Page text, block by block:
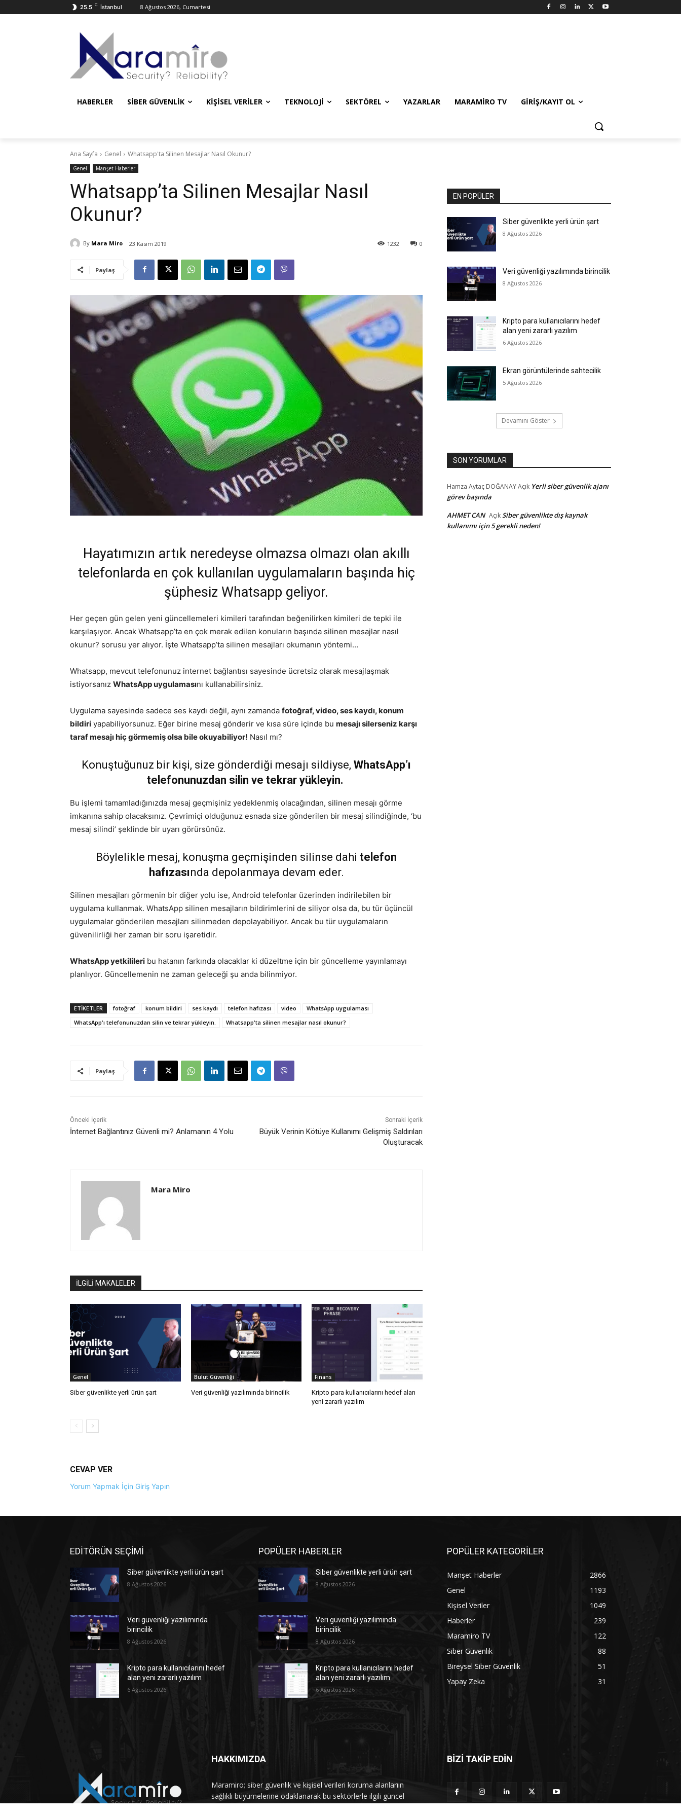
25.5 C İstanbul 8 Ağustos 2026, Cumartesi
HABERLER SIBER GÜVENLIK KIŞISEL VERILER TEKNOLOJI SEKTÖREL YAZARLAR MARAMIRO TV GIRIŞ/KAYIT OL
Ana Sayfa Genel Whatsapp'ta Silinen Mesajlar Nasıl Okunur?
Genel Manşet Haberler
Whatsapp’ta Silinen Mesajlar Nasıl
Okunur?
By Mara Miro 23 Kasım 2019 0
1232
Paylaş
Hayatımızın artık neredeyse olmazsa olmazı olan akıllı
telefonlarda en çok kullanılan uygulamaların başında hiç
şüphesiz Whatsapp geliyor.
Her geçen gün gelen yeni güncellemeleri kimileri tarafından beğenilirken kimileri de tepki ile
karşılaşıyor. Ancak Whatsapp’ta en çok merak edilen konuların başında silinen mesajlar nasıl
okunur? sorusu yer alıyor. İşte Whatsapp’ta silinen mesajları okumanın yöntemi…
Whatsapp, mevcut telefonunuz internet bağlantısı sayesinde ücretsiz olarak mesajlaşmak
istiyorsanız WhatsApp uygulamasını kullanabilirsiniz.
Uygulama sayesinde sadece ses kaydı değil, aynı zamanda fotoğraf, video, ses kaydı, konum
bildiri yapabiliyorsunuz. Eğer birine mesaj gönderir ve kısa süre içinde bu mesajı silerseniz karşı
taraf mesajı hiç görmemiş olsa bile okuyabiliyor! Nasıl mı?
Konuştuğunuz bir kişi, size gönderdiği mesajı sildiyse, WhatsApp’ı
telefonunuzdan silin ve tekrar yükleyin.
Bu işlemi tamamladığınızda mesaj geçmişiniz yedeklenmiş olacağından, silinen mesajı görme
imkanına sahip olacaksınız. Çevrimiçi olduğunuz esnada size gönderilen bir mesaj silindiğinde, ‘bu
mesaj silindi’ şeklinde bir uyarı görürsünüz.
Böylelikle mesaj, konuşma geçmişinden silinse dahi telefon
hafızasında depolanmaya devam eder.
Silinen mesajları görmenin bir diğer yolu ise, Android telefonlar üzerinden indirilebilen bir
uygulama kullanmak. WhatsApp silinen mesajların bildirimlerini de siliyor olsa da, bu tür üçüncül
uygulamalar gönderilen mesajları silinmeden depolayabiliyor. Ancak bu tür uygulamaların
güvenilirliği her zaman bir soru işaretidir.
WhatsApp yetkilileri bu hatanın farkında olacaklar ki düzeltme için bir güncelleme yayınlamayı
planlıyor. Güncellemenin ne zaman geleceği şu anda bilinmiyor.
ETİKETLER fotoğraf konum bildiri ses kaydı telefon hafızası video
WhatsApp uygulaması
WhatsApp'ı telefonunuzdan silin ve tekrar yükleyin.
Whatsapp'ta silinen mesajlar nasıl okunur?
Paylaş
Önceki İçerik
İnternet Bağlantınız Güvenli mi? Anlamanın 4 Yolu
Sonraki İçerik
Büyük Verinin Kötüye Kullanımı Gelişmiş Saldırıları
Oluşturacak
Mara Miro
İLGİLİ MAKALELER
Genel
Siber güvenlikte yerli ürün şart
Bulut Güvenliği
Veri güvenliği yazılımında birincilik
Finans
Kripto para kullanıcılarını hedef alan
yeni zararlı yazılım
CEVAP VER
Yorum Yapmak İçin Giriş Yapın
EN POPÜLER
Siber güvenlikte yerli ürün şart
8 Ağustos 2026
Veri güvenliği yazılımında birincilik
8 Ağustos 2026
Kripto para kullanıcılarını hedef
alan yeni zararlı yazılım
6 Ağustos 2026
Ekran görüntülerinde sahtecilik
5 Ağustos 2026
Devamını Göster
SON YORUMLAR
Hamza Aytaç DOĞANAYAçık Yerli siber güvenlik ajanı
görev başında
AHMET CAN AçıkSiber güvenlikte dış kaynak
kullanımı için 5 gerekli neden!
EDİTÖRÜN SEÇİMİ
Siber güvenlikte yerli ürün şart
8 Ağustos 2026
Veri güvenliği yazılımında
birincilik
8 Ağustos 2026
Kripto para kullanıcılarını hedef
alan yeni zararlı yazılım
6 Ağustos 2026
POPÜLER HABERLER
Siber güvenlikte yerli ürün şart
8 Ağustos 2026
Veri güvenliği yazılımında
birincilik
8 Ağustos 2026
Kripto para kullanıcılarını hedef
alan yeni zararlı yazılım
6 Ağustos 2026
POPÜLER KATEGORİLER
Manşet Haberler
2866
Genel
1193
Kişisel Veriler
1049
Haberler
239
Maramiro TV
122
Siber Güvenlik
88
Bireysel Siber Güvenlik
51
Yapay Zeka
31
HAKKIMIZDA
Maramiro; siber güvenlik ve kişisel verileri koruma alanlarıın
sağlıklı büyümelerine odaklanarak bu sektörlerle ilgili güncel
BİZİ TAKİP EDİN